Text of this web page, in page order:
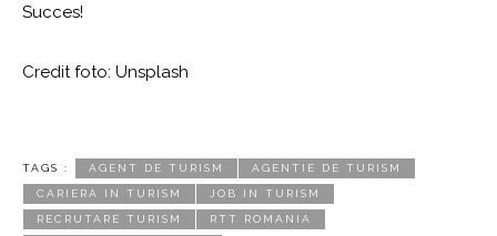
Succes!
Credit foto: Unsplash
TAGS : AGENT DE TURISM AGENTIE DE TURISM
CARIERA IN TURISM JOB IN TURISM
RECRUTARE TURISM RTT ROMANIA